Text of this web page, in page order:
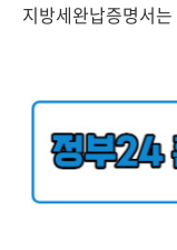
지방세완납증명서는